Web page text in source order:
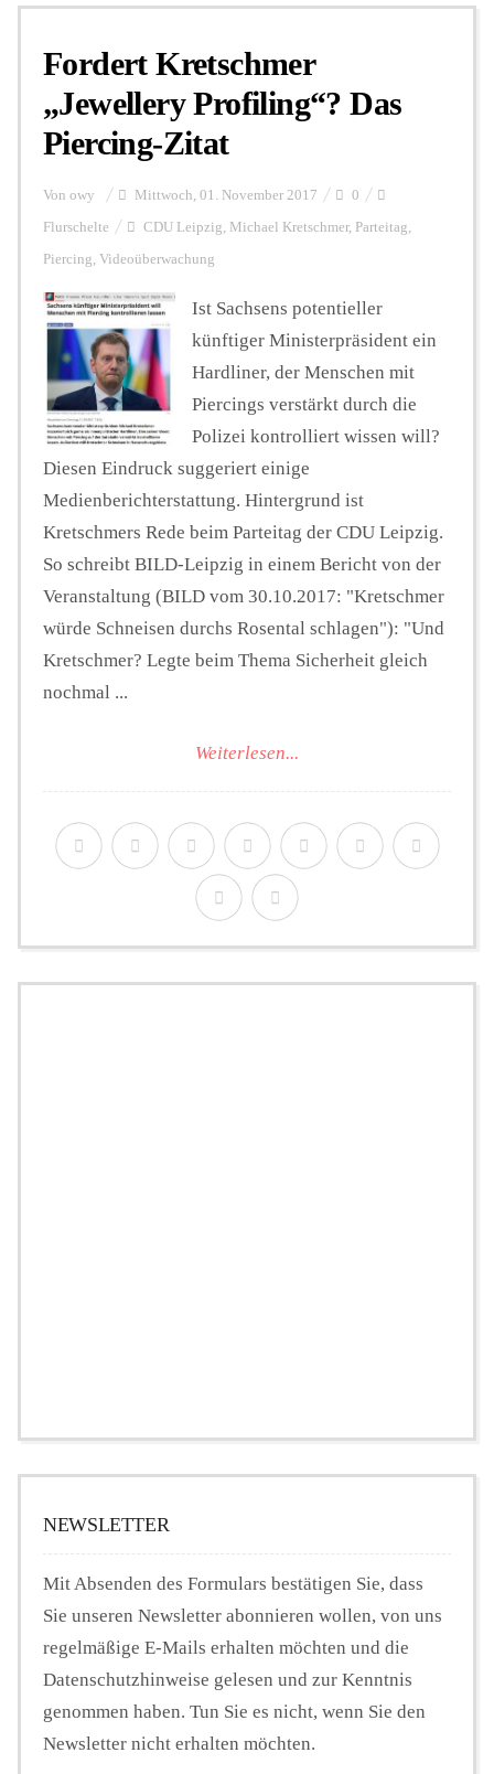
Personalien
Hintergrund
FUNKTURM-Beiträge
Podcast
Seminare
Unterstützen
Fordert Kretschmer
„Jewellery Profiling“? Das
Piercing-Zitat
Von owy Mittwoch, 01. November 2017 0
Flurschelte CDU Leipzig, Michael Kretschmer, Parteitag,
Piercing, Videoüberwachung
Ist Sachsens potentieller
künftiger Ministerpräsident ein
Hardliner, der Menschen mit
Piercings verstärkt durch die
Polizei kontrolliert wissen will?
Diesen Eindruck suggeriert einige
Medienberichterstattung. Hintergrund ist
Kretschmers Rede beim Parteitag der CDU Leipzig.
So schreibt BILD-Leipzig in einem Bericht von der
Veranstaltung (BILD vom 30.10.2017: "Kretschmer
würde Schneisen durchs Rosental schlagen"): "Und
Kretschmer? Legte beim Thema Sicherheit gleich
nochmal ...
Weiterlesen...
NEWSLETTER
Mit Absenden des Formulars bestätigen Sie, dass
Sie unseren Newsletter abonnieren wollen, von uns
regelmäßige E-Mails erhalten möchten und die
Datenschutzhinweise gelesen und zur Kenntnis
genommen haben. Tun Sie es nicht, wenn Sie den
Newsletter nicht erhalten möchten.